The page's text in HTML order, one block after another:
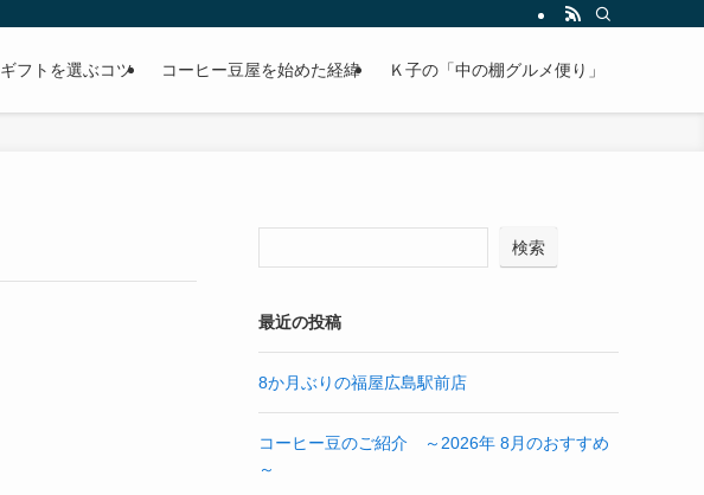
ギフトを選ぶコツ コーヒー豆屋を始めた経緯 Ｋ子の「中の棚グルメ便り」
検索
最近の投稿
8か月ぶりの福屋広島駅前店
コーヒー豆のご紹介 ～2026年 8月のおすすめ
～